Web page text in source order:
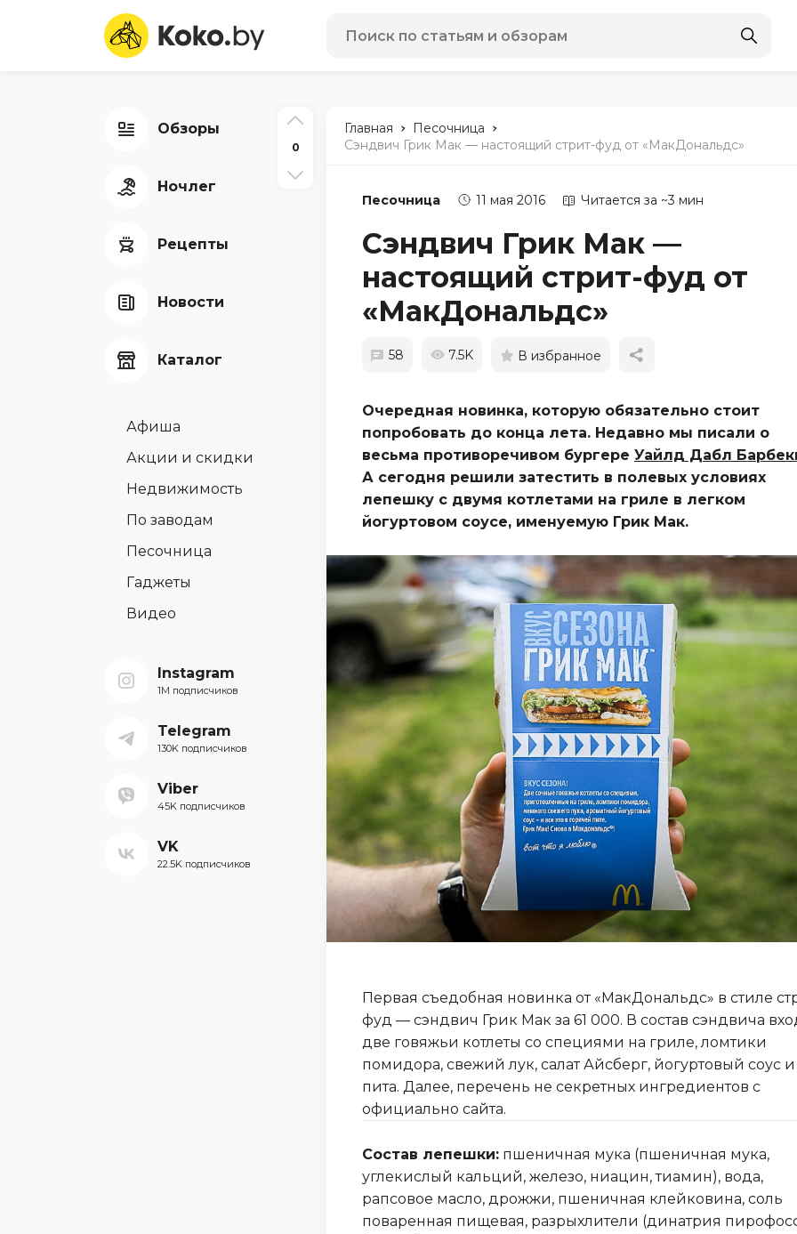
Обзоры
Ночлег
Рецепты
Новости
Каталог
Афиша
Акции и скидки
Недвижимость
По заводам
Песочница
Гаджеты
Видео
Instagram
1M подписчиков
Telegram
130K подписчиков
Viber
45K подписчиков
VK
22.5K подписчиков
0
Главная - Песочница -
Сэндвич Грик Мак — настоящий стрит-фуд от «МакДональдс»
Песочница 11 мая 2016 Читается за ~3 мин
Сэндвич Грик Мак —
настоящий стрит-фуд от
«МакДональдс»
58 7.5K В избранное
Очередная новинка, которую обязательно стоит
попробовать до конца лета. Недавно мы писали о
весьма противоречивом бургере Уайлд Дабл
А сегодня решили затестить в полевых условиях
лепешку с двумя котлетами на гриле в легком
йогуртовом соусе, именуемую Грик Мак.
Первая съедобная новинка от «МакДональдс» в стиле
фуд — сэндвич Грик Мак за 61 000. В состав сэндвича
две говяжьи котлеты со специями на гриле, ломтики
помидора, свежий лук, салат Айсберг, йогуртовый соус и
пита. Далее, перечень не секретных ингредиентов с
официально сайта.
Состав лепешки: пшеничная мука (пшеничная мука,
углекислый кальций, железо, ниацин, тиамин), вода,
рапсовое масло, дрожжи, пшеничная клейковина, соль
поваренная пищевая, разрыхлители (динатрия